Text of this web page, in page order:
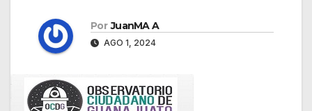
Por JuanMA A
AGO 1, 2024